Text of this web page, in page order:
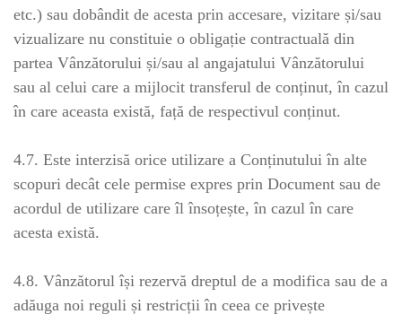
etc.) sau dobândit de acesta prin accesare, vizitare și/sau
vizualizare nu constituie o obligație contractuală din
partea Vânzătorului și/sau al angajatului Vânzătorului
sau al celui care a mijlocit transferul de conținut, în cazul
în care aceasta există, față de respectivul conținut.
4.7. Este interzisă orice utilizare a Conținutului în alte
scopuri decât cele permise expres prin Document sau de
acordul de utilizare care îl însoțește, în cazul în care
acesta există.
4.8. Vânzătorul își rezervă dreptul de a modifica sau de a
adăuga noi reguli și restricții în ceea ce privește